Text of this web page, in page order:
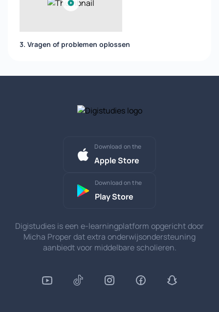
3. Vragen of problemen oplossen
Download on the
Apple Store
Download on the
Play Store
Digistudies is een e-learningplatform opgericht door
Micha Proper dat extra onderwijsondersteuning
aanbiedt voor middelbare scholieren.